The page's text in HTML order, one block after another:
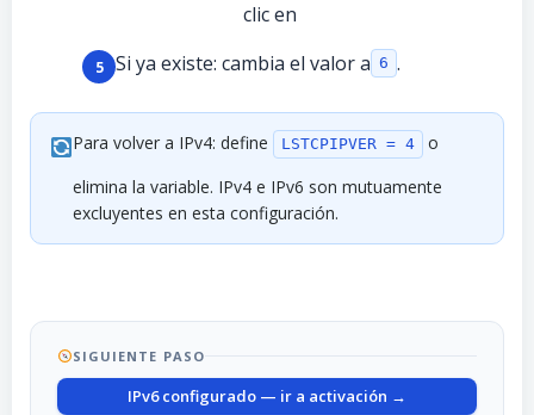
clic en
Si ya existe: cambia el valor a 6 .
Para volver a IPv4: define LSTCPIPVER = 4
o
elimina la variable. IPv4 e IPv6 son mutuamente
excluyentes en esta configuración.
SIGUIENTE PASO
IPv6 configurado — ir a activación →